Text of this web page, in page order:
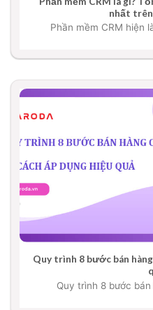
nhất
Phần mềm CRM hiện
Quy trình 8 bước bán
Quy trình 8 bước